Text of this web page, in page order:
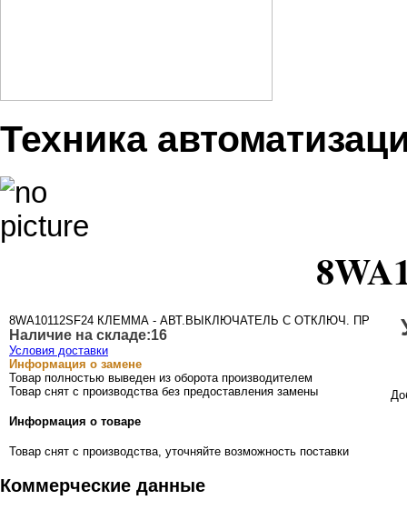
Техника
8WA10112SF24 КЛЕММА - АВТ.ВЫКЛЮЧАТЕЛЬ С ОТКЛЮЧ. ПР
Наличие на складе:16
Условия доставки
Информация о замене
Товар полностью выведен из оборота производителем
Товар снят с производства без предоставления замены
Информация о товаре
Товар снят с производства, уточняйте возможность поставки
Коммерческие данные